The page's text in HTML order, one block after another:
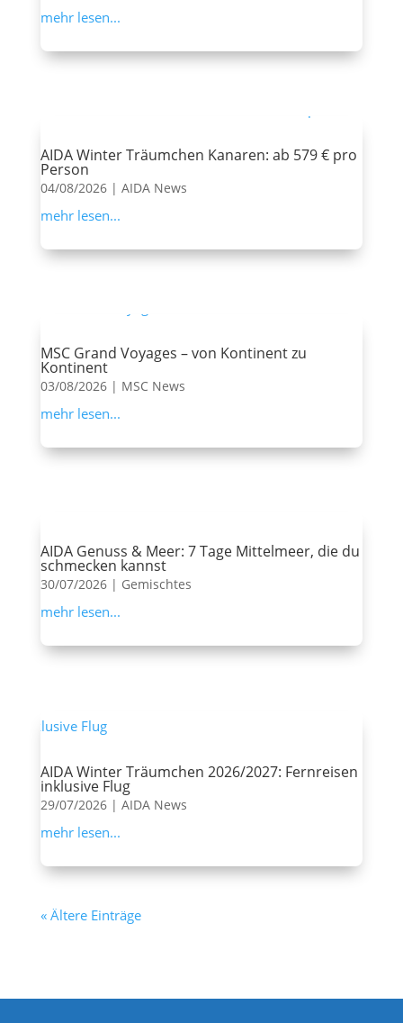
mehr lesen...
AIDA Winter Träumchen Kanaren: ab 579 € pro
Person
04/08/2026| AIDA News
mehr lesen...
MSC Grand Voyages – von Kontinent zu
Kontinent
03/08/2026| MSC News
mehr lesen...
AIDA Genuss & Meer: 7 Tage Mittelmeer, die du
schmecken kannst
30/07/2026| Gemischtes
mehr lesen...
AIDA Winter Träumchen 2026/2027: Fernreisen
inklusive Flug
29/07/2026| AIDA News
mehr lesen...
« Ältere Einträge